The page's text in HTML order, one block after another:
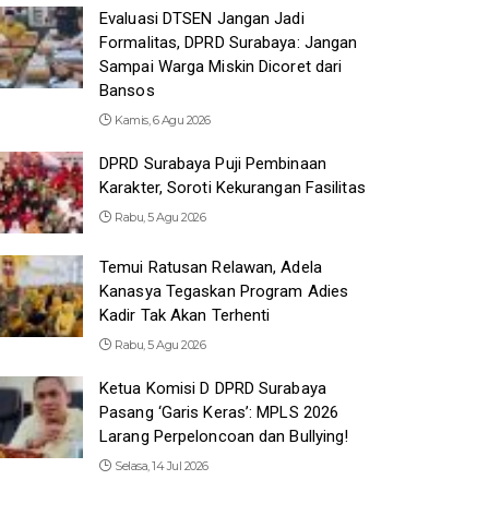
Evaluasi DTSEN Jangan Jadi
Formalitas, DPRD Surabaya: Jangan
Sampai Warga Miskin Dicoret dari
Bansos
Kamis, 6 Agu 2026
DPRD Surabaya Puji Pembinaan
Karakter, Soroti Kekurangan Fasilitas
Rabu, 5 Agu 2026
Temui Ratusan Relawan, Adela
Kanasya Tegaskan Program Adies
Kadir Tak Akan Terhenti
Rabu, 5 Agu 2026
Ketua Komisi D DPRD Surabaya
Pasang ‘Garis Keras’: MPLS 2026
Larang Perpeloncoan dan Bullying!
Selasa, 14 Jul 2026